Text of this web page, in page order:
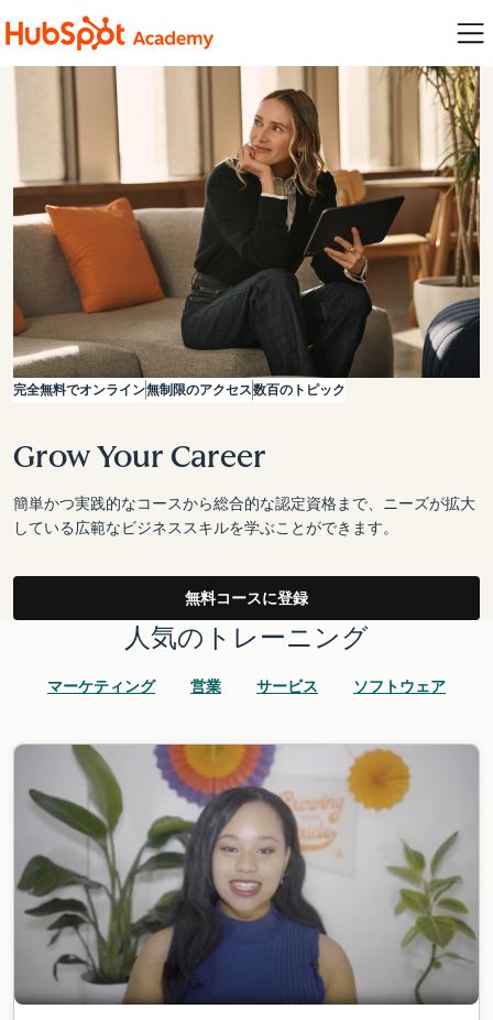
完全無料でオンライン無制限のアクセス数百のトピック
Grow Your Career
簡単かつ実践的なコースから総合的な認定資格まで、ニーズが拡大
している広範なビジネススキルを学ぶことができます。
無料コースに登録
人気のトレーニング
マーケティング 営業 サービス ソフトウェア